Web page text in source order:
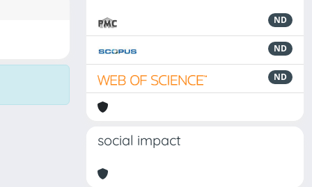
ND
ND
ND
social impact